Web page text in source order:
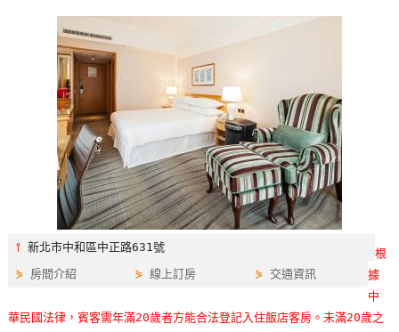
紅
⫯新北市中和區中正路631號
⋟ 房間介紹 ⋟線上訂房 ⋟ 交通資訊
根
據
中
華民國法律，賓客需年滿20歲者方能合法登記入住飯店客房。未滿20歲之